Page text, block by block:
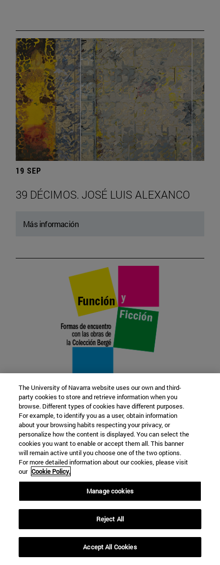
19 SEP
39 DÉCIMOS. JOSÉ LUIS ALEXANCO
Más información
22 SEP
FUNCIÓN Y FICCIÓN. Varios artistas
Más información
The University of Navarra website uses our own and third-
party cookies to store and retrieve information when you
browse. Different types of cookies have different purposes.
For example, to identify you as a user, obtain information
about your browsing habits respecting your privacy, or
personalize how the content is displayed. You can select the
cookies you want to enable or accept them all. This banner
will remain active until you choose one of the two options.
For more detailed information about our cookies, please visit
our Cookie Policy.
Manage cookies
Reject All
Accept All Cookies